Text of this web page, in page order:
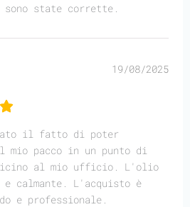
sono state corrette.
19/08/2025
il fatto di poter
pacco in un punto di
al mio ufficio. L'olio
e calmante. L'acquisto è
e professionale.